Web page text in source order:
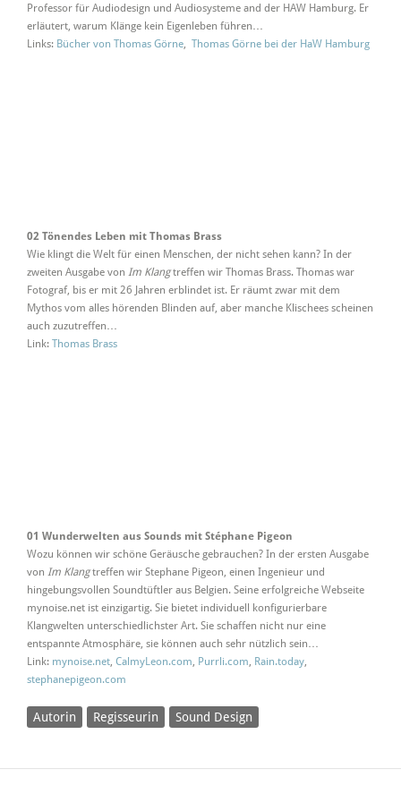
Professor für Audiodesign und Audiosysteme and der HAW Hamburg. Er
erläutert, warum Klänge kein Eigenleben führen…
Links: Bücher von Thomas Görne, Thomas Görne bei der HaW Hamburg
02 Tönendes Leben mit Thomas Brass
Wie klingt die Welt für einen Menschen, der nicht sehen kann? In der
zweiten Ausgabe von Im Klangtreffen wir Thomas Brass. Thomas war
Fotograf, bis er mit 26 Jahren erblindet ist. Er räumt zwar mit dem
Mythos vom alles hörenden Blinden auf, aber manche Klischees scheinen
auch zuzutreffen…
Link: Thomas Brass
01 Wunderwelten aus Sounds mit Stéphane Pigeon
Wozu können wir schöne Geräusche gebrauchen? In der ersten Ausgabe
von Im Klangtreffen wir Stephane Pigeon, einen Ingenieur und
hingebungsvollen Soundtüftler aus Belgien. Seine erfolgreiche Webseite
mynoise.net ist einzigartig. Sie bietet individuell konfigurierbare
Klangwelten unterschiedlichster Art. Sie schaffen nicht nur eine
entspannte Atmosphäre, sie können auch sehr nützlich sein…
Link: mynoise.net, CalmyLeon.com, Purrli.com, Rain.today,
stephanepigeon.com
Autorin Regisseurin Sound Design